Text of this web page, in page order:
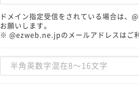
ドメイン指定受信をされている場合は、
お願いします。
※ @ezweb.ne.jpのメールアドレスはご